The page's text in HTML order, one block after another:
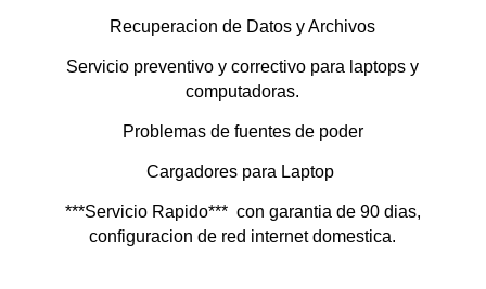
Recuperacion de Datos y Archivos
Servicio preventivo y correctivo para laptops y
computadoras.
Problemas de fuentes de poder
Cargadores para Laptop
***Servicio Rapido*** con garantia de 90 dias,
configuracion de red internet domestica.